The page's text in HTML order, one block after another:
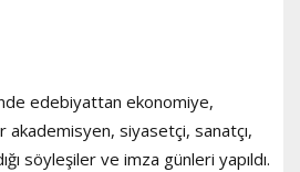
edebiyattan ekonomiye,
akademisyen, siyasetçi, sanatçı,
söyleşiler ve imza günleri yapıldı.